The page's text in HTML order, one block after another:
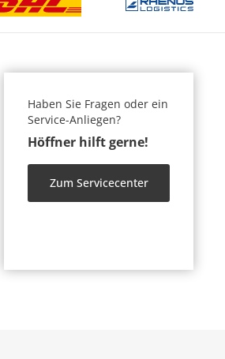
Haben Sie Fragen oder ein
Service-Anliegen?
Höffner hilft gerne!
Zum Servicecenter